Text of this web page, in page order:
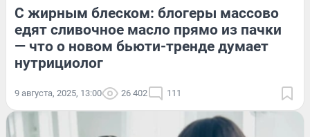
С жирным блеском: блогеры массово
едят сливочное масло прямо из пачки
— что о новом бьюти-тренде думает
нутрициолог
9 августа, 2025, 13:00 26 402 111